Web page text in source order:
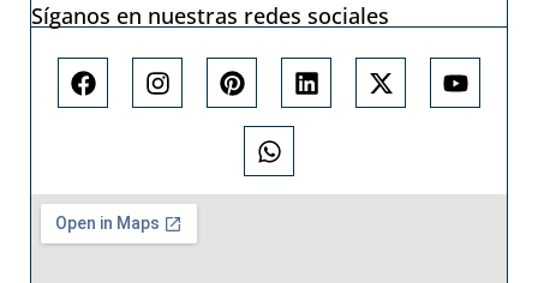
Síganos en nuestras redes sociales